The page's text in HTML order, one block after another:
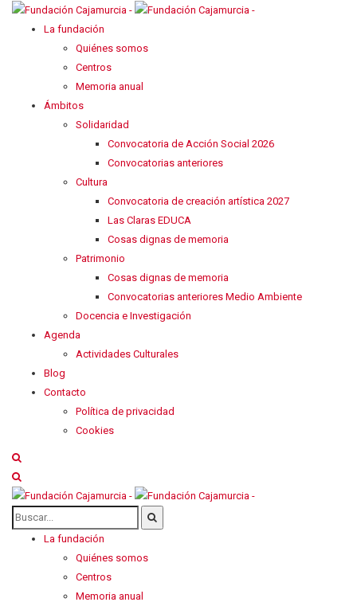
La fundación
Quiénes somos
Centros
Memoria anual
Ámbitos
Solidaridad
Convocatoria de Acción Social 2026
Convocatorias anteriores
Cultura
Convocatoria de creación artística 2027
Las Claras EDUCA
Cosas dignas de memoria
Patrimonio
Cosas dignas de memoria
Convocatorias anteriores Medio Ambiente
Docencia e Investigación
Agenda
Actividades Culturales
Blog
Contacto
Política de privacidad
Cookies
La fundación
Quiénes somos
Centros
Memoria anual